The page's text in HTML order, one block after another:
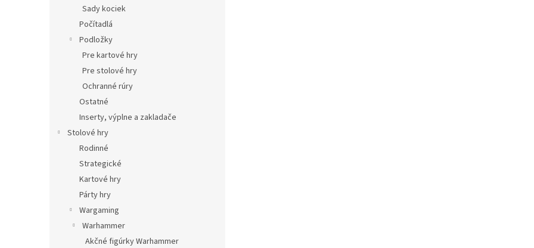
Sady kociek
Počítadlá
Podložky
Pre kartové hry
Pre stolové hry
Ochranné rúry
Ostatné
Inserty, výplne a zakladače
Stolové hry
Rodinné
Strategické
Kartové hry
Párty hry
Wargaming
Warhammer
Akčné figúrky Warhammer